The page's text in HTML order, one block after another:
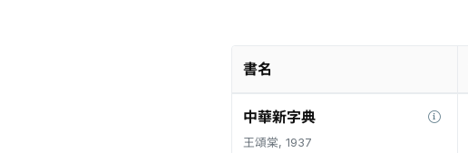
書名
中華新字典
王頌棠, 1937